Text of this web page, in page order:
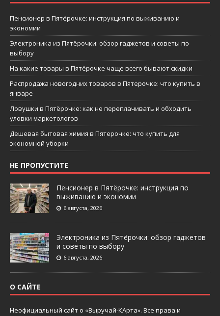
Пенсионер в Пятёрочке: инструкция по выживанию и
экономии
Электроника из Пятёрочки: обзор гаджетов и советы по
выбору
На какие товары в Пятёрочке чаще всего бывают скидки
Распродажа новогодних товаров в Пятерочке: что купить в
январе
Ловушки в Пятёрочке: как не переплачивать и обходить
уловки маркетологов
Дешевая бытовая химия в Пятерочке: что купить для
экономной уборки
НЕ ПРОПУСТИТЕ
Пенсионер в Пятёрочке: инструкция по
выживанию и экономии
6 августа, 2026
Электроника из Пятёрочки: обзор гаджетов
и советы по выбору
6 августа, 2026
О САЙТЕ
Неофициальный сайт о «Выручай-КАрта». Все права и